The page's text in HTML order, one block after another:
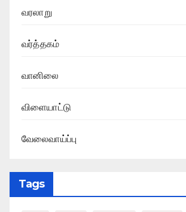
வரலாறு
வர்த்தகம்
வானிலை
விளையாட்டு
வேலைவாய்ப்பு
Tags